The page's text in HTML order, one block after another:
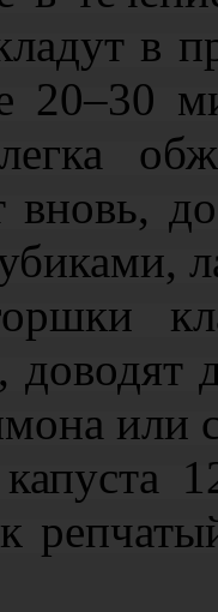
в
20–30
вновь,
доводят
или